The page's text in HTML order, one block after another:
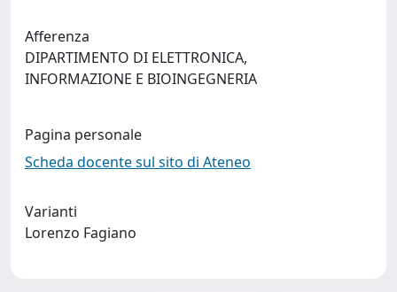
Afferenza
DIPARTIMENTO DI ELETTRONICA,
INFORMAZIONE E BIOINGEGNERIA
Pagina personale
Scheda docente sul sito di Ateneo
Varianti
Lorenzo Fagiano